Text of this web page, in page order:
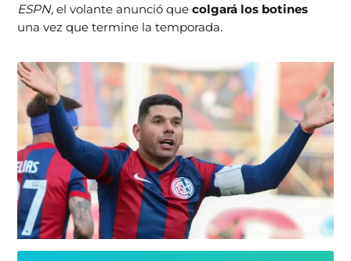
ESPN,el volante anunció que colgará los botines
una vez que termine la temporada.